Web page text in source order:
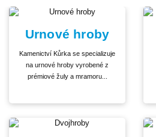
Urnové hroby
Kamenictví Kůrka se specializuje
na urnové hroby vyrobené z
prémiové žuly a mramoru...